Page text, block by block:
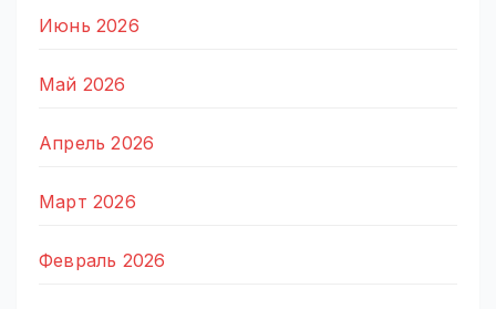
Июнь 2026
Май 2026
Апрель 2026
Март 2026
Февраль 2026